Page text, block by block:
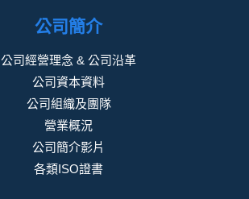
公司簡介
公司經營理念 & 公司沿革
公司資本資料
公司組織及團隊
營業概況
公司簡介影片
各類ISO證書